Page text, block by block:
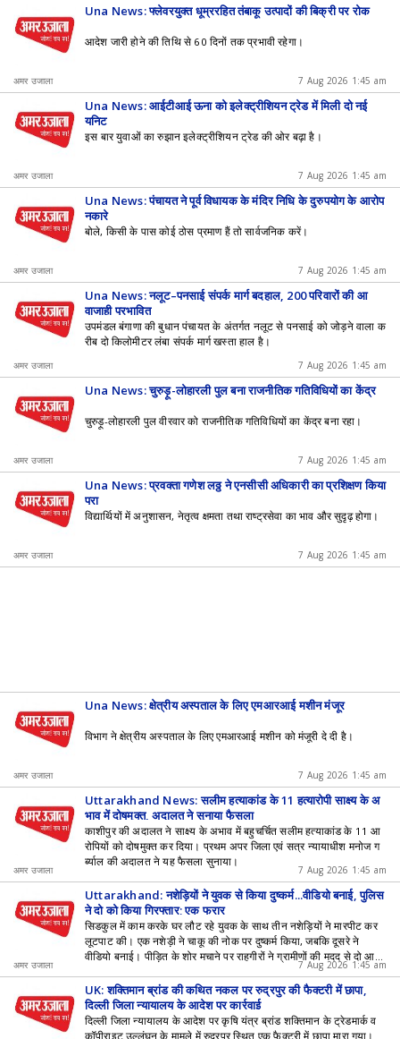
Una News: फ्लेवरयुक्त धूम्ररहित तंबाकू उत्पादों की बिक्री पर रोक
आदेश जारी होने की तिथि से 60 दिनों तक प्रभावी रहेगा।
अमर उजाला 7 Aug 2026 1:45 am
Una News: आईटीआई ऊना को इलेक्ट्रीशियन ट्रेड में मिली दो नई
यूनिट
इस बार युवाओं का रुझान इलेक्ट्रीशियन ट्रेड की ओर बढ़ा है।
अमर उजाला 7 Aug 2026 1:45 am
Una News: पंचायत ने पूर्व विधायक के मंदिर निधि के दुरुपयोग के आरोप
नकारे
बोले, किसी के पास कोई ठोस प्रमाण हैं तो सार्वजनिक करें।
अमर उजाला 7 Aug 2026 1:45 am
Una News: नलूट–पनसाई संपर्क मार्ग बदहाल, 200 परिवारों की आ
वाजाही प्रभावित
उपमंडल बंगाणा की बुधान पंचायत के अंतर्गत नलूट से पनसाई को जोड़ने वाला क
रीब दो किलोमीटर लंबा संपर्क मार्ग खस्ता हाल है।
अमर उजाला 7 Aug 2026 1:45 am
Una News: चुरुड़ू-लोहारली पुल बना राजनीतिक गतिविधियों का केंद्र
चुरुड़ू-लोहारली पुल वीरवार को राजनीतिक गतिविधियों का केंद्र बना रहा।
अमर उजाला 7 Aug 2026 1:45 am
Una News: प्रवक्ता गणेश लठ्ठ ने एनसीसी अधिकारी का प्रशिक्षण किया
पूरा
विद्यार्थियों में अनुशासन, नेतृत्व क्षमता तथा राष्ट्रसेवा का भाव और सुदृढ़ होगा।
अमर उजाला 7 Aug 2026 1:45 am
Una News: क्षेत्रीय अस्पताल के लिए एमआरआई मशीन मंजूर
विभाग ने क्षेत्रीय अस्पताल के लिए एमआरआई मशीन को मंजूरी दे दी है।
अमर उजाला 7 Aug 2026 1:45 am
Uttarakhand News: सलीम हत्याकांड के 11 हत्यारोपी साक्ष्य के अ
भाव में दोषमुक्त, अदालत ने सुनाया फैसला
काशीपुर की अदालत ने साक्ष्य के अभाव में बहुचर्चित सलीम हत्याकांड के 11 आ
रोपियों को दोषमुक्त कर दिया। प्रथम अपर जिला एवं सत्र न्यायाधीश मनोज ग
र्ब्याल की अदालत ने यह फैसला सुनाया।
अमर उजाला 7 Aug 2026 1:45 am
Uttarakhand: नशेड़ियों ने युवक से किया दुष्कर्म...वीडियो बनाई, पुलिस
ने दो को किया गिरफ्तार; एक फरार
सिडकुल में काम करके घर लौट रहे युवक के साथ तीन नशेड़ियों ने मारपीट कर
लूटपाट की। एक नशेड़ी ने चाकू की नोक पर दुष्कर्म किया, जबकि दूसरे ने
वीडियो बनाई। पीड़ित के शोर मचाने पर राहगीरों ने ग्रामीणों की मदद से दो आ
अमर उजाला 7 Aug 2026 1:45 am
UK: शक्तिमान ब्रांड की कथित नकल पर रुद्रपुर की फैक्टरी में छापा,
दिल्ली जिला न्यायालय के आदेश पर कार्रवाई
दिल्ली जिला न्यायालय के आदेश पर कृषि यंत्र ब्रांड शक्तिमान के ट्रेडमार्क व
कॉपीराइट उल्लंघन के मामले में रुद्रपुर स्थित एक फैक्टरी में छापा मारा गया।